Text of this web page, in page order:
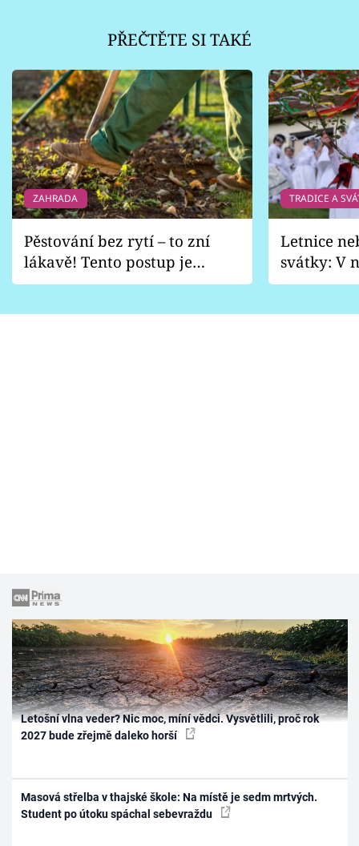
PŘEČTĚTE SI TAKÉ
ZAHRADA
Pěstování bez rytí – to zní
lákavě! Tento postup je
vhodný jen pro některé
TRADICE A
Letnice
svátky: V
pondělí
Letošní vlna veder? Nic moc, míní vědci. Vysvětlili, proč rok
2027 bude zřejmě daleko horší
Masová střelba v thajské škole: Na místě je sedm mrtvých.
Student po útoku spáchal sebevraždu